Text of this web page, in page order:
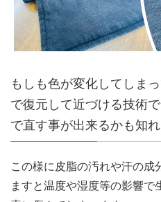
もしも色が変化してしま
で復元して近づける技術
で直す事が出来るかも知
この様に皮脂の汚れや汗の成
ますと温度や湿度等の影響で